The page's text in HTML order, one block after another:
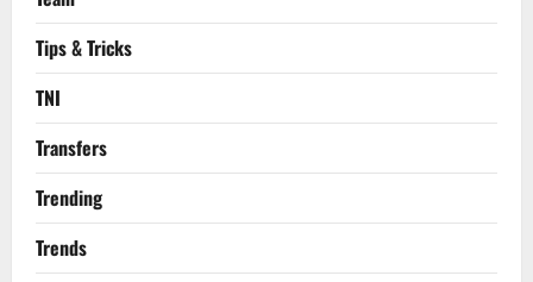
Tips & Tricks
TNI
Transfers
Trending
Trends